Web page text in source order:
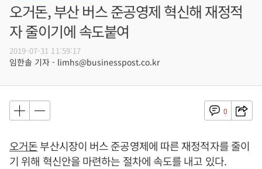
오거돈, 부산 버스 준공영제 혁신해 재정적
자 줄이기에 속도붙여
2019-07-31 11:59:17
임한솔 기자 - limhs@businesspost.co.kr
0
오거돈부산시장이 버스 준공영제에 따른 재정적자를 줄이
기 위해 혁신안을 마련하는 절차에 속도를 내고 있다.